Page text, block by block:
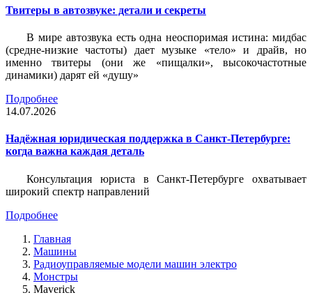
Твитеры в автозвуке: детали и секреты
В мире автозвука есть одна неоспоримая истина: мидбас
(средне-низкие частоты) дает музыке «тело» и драйв, но
именно твитеры (они же «пищалки», высокочастотные
динамики) дарят ей «душу»
Подробнее
14.07.2026
Надёжная юридическая поддержка в Санкт-Петербурге:
когда важна каждая деталь
Консультация юриста в Санкт-Петербурге охватывает
широкий спектр направлений
Подробнее
Главная
Машины
Радиоуправляемые модели машин электро
Монстры
Maverick